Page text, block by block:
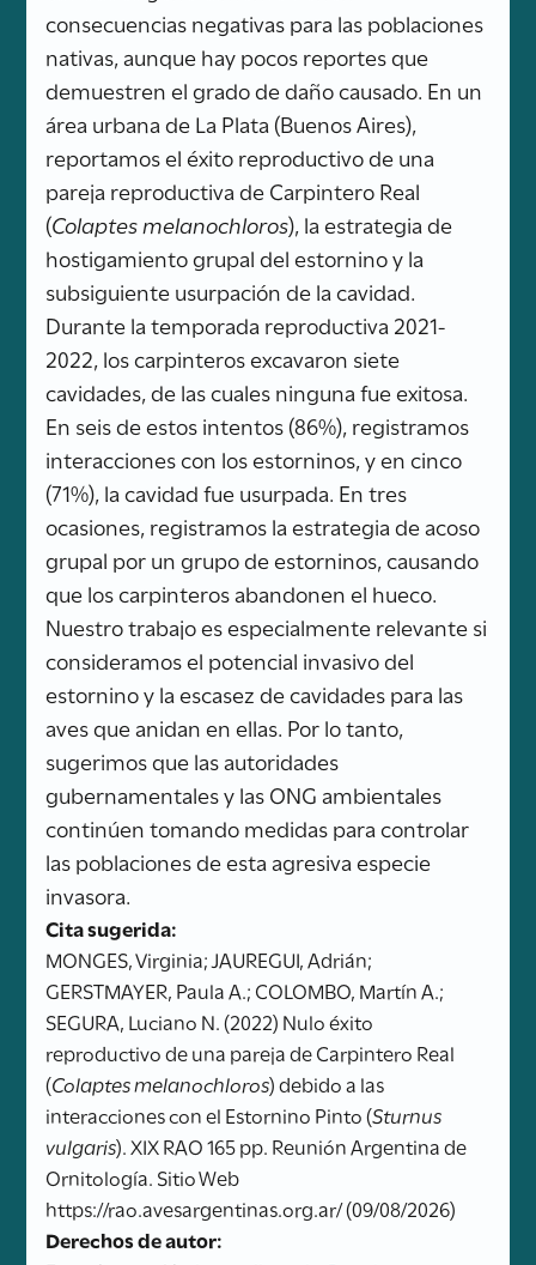
consecuencias negativas para las poblaciones
nativas, aunque hay pocos reportes que
demuestren el grado de daño causado. En un
área urbana de La Plata (Buenos Aires),
reportamos el éxito reproductivo de una
pareja reproductiva de Carpintero Real
(Colaptes melanochloros), la estrategia de
hostigamiento grupal del estornino y la
subsiguiente usurpación de la cavidad.
Durante la temporada reproductiva 2021-
2022, los carpinteros excavaron siete
cavidades, de las cuales ninguna fue exitosa.
En seis de estos intentos (86%), registramos
interacciones con los estorninos, y en cinco
(71%), la cavidad fue usurpada. En tres
ocasiones, registramos la estrategia de acoso
grupal por un grupo de estorninos, causando
que los carpinteros abandonen el hueco.
Nuestro trabajo es especialmente relevante si
consideramos el potencial invasivo del
estornino y la escasez de cavidades para las
aves que anidan en ellas. Por lo tanto,
sugerimos que las autoridades
gubernamentales y las ONG ambientales
continúen tomando medidas para controlar
las poblaciones de esta agresiva especie
invasora.
Cita sugerida:
MONGES, Virginia; JAUREGUI, Adrián;
GERSTMAYER, Paula A.; COLOMBO, Martín A.;
SEGURA, Luciano N. (2022) Nulo éxito
reproductivo de una pareja de Carpintero Real
(Colaptes melanochloros) debido a las
interacciones con el Estornino Pinto (Sturnus
vulgaris). XIX RAO 165 pp. Reunión Argentina de
Ornitología. Sitio Web
https://rao.avesargentinas.org.ar/ (09/08/2026)
Derechos de autor: